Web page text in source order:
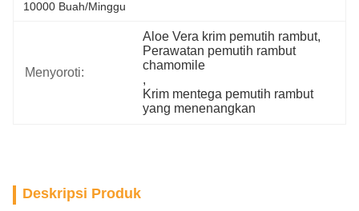
10000 Buah/minggu
Menyoroti:
Aloe Vera krim pemutih rambut,
Perawatan pemutih rambut
chamomile
,
Krim mentega pemutih rambut
yang menenangkan
Deskripsi Produk